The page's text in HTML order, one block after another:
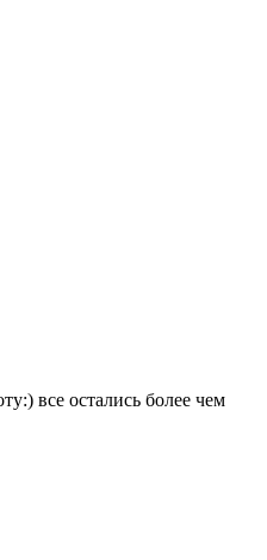
все остались более чем